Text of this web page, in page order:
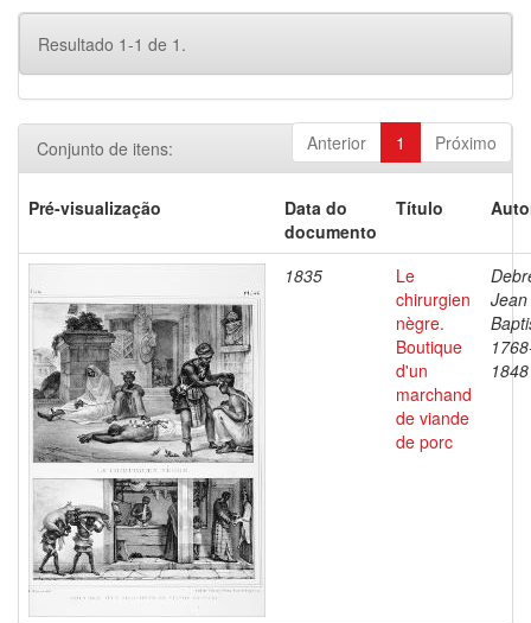
Resultado 1-1 de 1.
Anterior 1 Próximo
Conjunto de itens:
Pré-visualização
Data do
documento
Título
1835
Le
chirurgien
nègre.
Boutique
d'un
marchand
de viande
de porc
Jean
1848